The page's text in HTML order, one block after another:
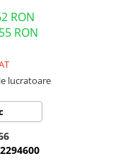
RON
RON
lucratoare